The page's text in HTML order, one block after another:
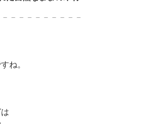
－－ －－－－－－－
ね。